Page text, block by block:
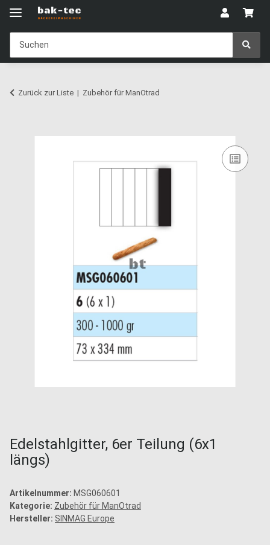
Zurück zur Liste Zubehör für ManOtrad
Edelstahlgitter, 6er Teilung (6x1
längs)
Artikelnummer: MSG060601
Kategorie: Zubehör für ManOtrad
Hersteller: SINMAG Europe